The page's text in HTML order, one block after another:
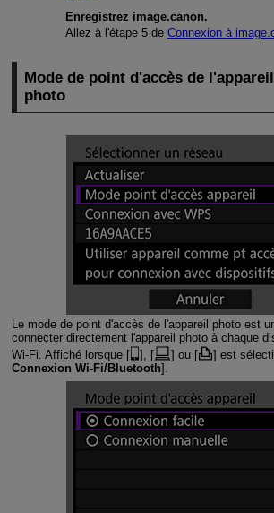
Enregistrez image.canon.
Allez à l'étape 5 de Connexion à
Mode de point d'accès de l'appareil
photo
Le mode de point d'accès de l'appareil photo est
connecter directement l'appareil photo à chaque
Wi-Fi. Affiché lorsque [ ], [ ] ou [ ] est
Connexion Wi-Fi/Bluetooth].